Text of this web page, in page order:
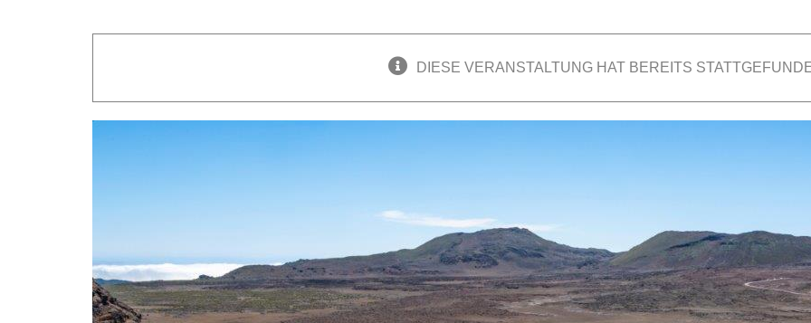
DIESE VERANSTALTUNG HAT BEREITS